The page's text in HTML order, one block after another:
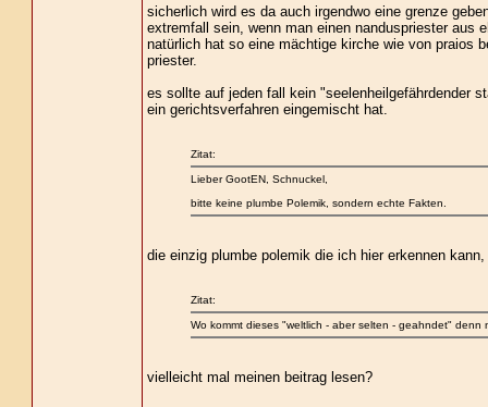
sicherlich wird es da auch irgendwo eine grenze
extremfall sein, wenn man einen nanduspriester aus
natürlich hat so eine mächtige kirche wie von praios
priester.
es sollte auf jeden fall kein "seelenheilgefährdender
ein gerichtsverfahren eingemischt hat.
Zitat:
Lieber GootEN, Schnuckel,
bitte keine plumbe Polemik, sondern echte Fakten.
die einzig plumbe polemik die ich hier erkennen
Zitat:
Wo kommt dieses "weltlich - aber selten - geahndet" denn
vielleicht mal meinen beitrag lesen?